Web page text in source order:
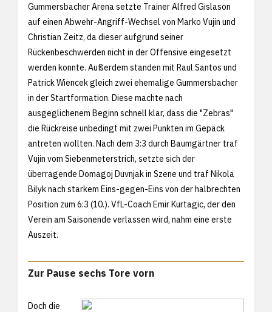
Gummersbacher Arena setzte Trainer Alfred Gislason
auf einen Abwehr-Angriff-Wechsel von Marko Vujin und
Christian Zeitz, da dieser aufgrund seiner
Rückenbeschwerden nicht in der Offensive eingesetzt
werden konnte. Außerdem standen mit Raul Santos und
Patrick Wiencek gleich zwei ehemalige Gummersbacher
in der Startformation. Diese machte nach
ausgeglichenem Beginn schnell klar, dass die "Zebras"
die Rückreise unbedingt mit zwei Punkten im Gepäck
antreten wollten. Nach dem 3:3 durch Baumgärtner traf
Vujin vom Siebenmeterstrich, setzte sich der
überragende Domagoj Duvnjak in Szene und traf Nikola
Bilyk nach starkem Eins-gegen-Eins von der halbrechten
Position zum 6:3 (10.). VfL-Coach Emir Kurtagic, der den
Verein am Saisonende verlassen wird, nahm eine erste
Auszeit.
Zur Pause sechs Tore vorn
Doch die